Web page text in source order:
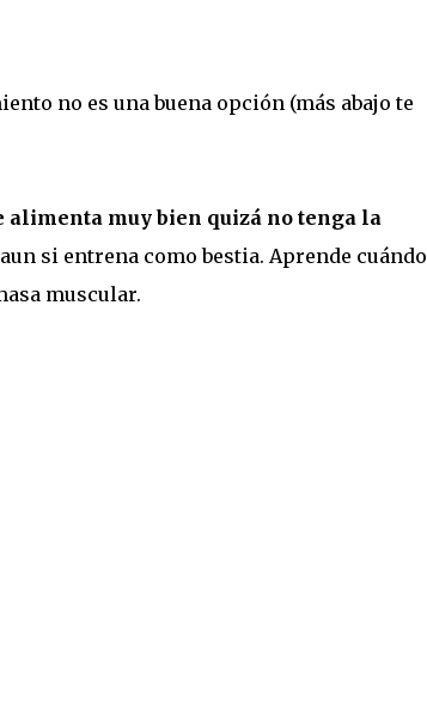
no es una buena opción (más abajo te
alimenta muy bien quizá no tenga la
si entrena como bestia. Aprende cuándo
muscular.